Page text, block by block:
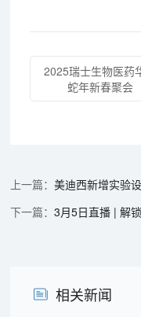
2025瑞士生物医药
蛇年新春聚会
美迪西新增实验
3月5日直播 | 解
相关新闻